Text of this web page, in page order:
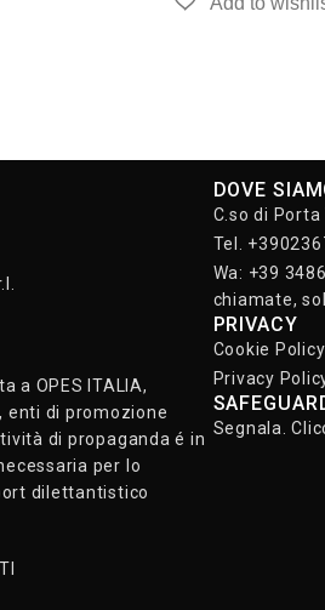
a OPES ITALIA,
enti di promozione
di propaganda é in
per lo
dilettantistico
DOVE
C.so di
Tel.
Wa: +39
chiamate,
PRIVACY
Cookie Policy
Privacy
Segnala.